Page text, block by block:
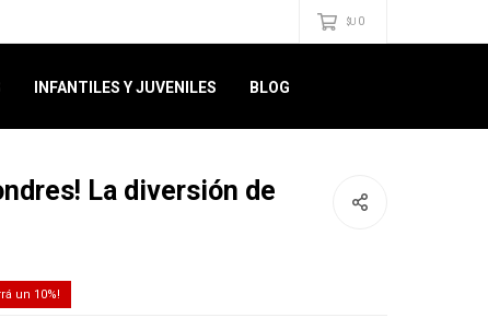
INFANTILES Y JUVENILES BLOG
$U 0
La diversión de
10